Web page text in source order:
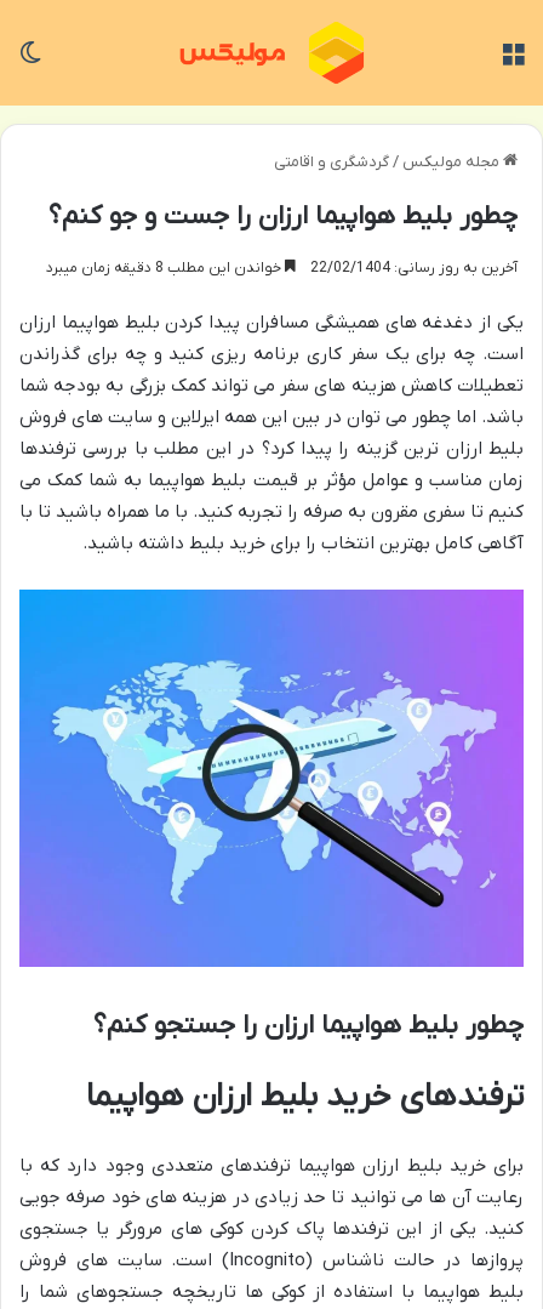
مجله مولیکس /گردشگری و اقامتی
چطور بلیط هواپیما ارزان را جست و جو کنم؟
آخرین به روز رسانی: 22/02/1404 خواندن این مطلب 8 دقیقه زمان میبرد
یکی از دغدغه های همیشگی مسافران پیدا کردن بلیط هواپیما ارزان
است. چه برای یک سفر کاری برنامه ریزی کنید و چه برای گذراندن
تعطیلات کاهش هزینه های سفر می تواند کمک بزرگی به بودجه شما
باشد. اما چطور می توان در بین این همه ایرلاین و سایت های فروش
بلیط ارزان ترین گزینه را پیدا کرد؟ در این مطلب با بررسی ترفندها
زمان مناسب و عوامل مؤثر بر قیمت بلیط هواپیما به شما کمک می
کنیم تا سفری مقرون به صرفه را تجربه کنید. با ما همراه باشید تا با
آگاهی کامل بهترین انتخاب را برای خرید بلیط داشته باشید.
چطور بلیط هواپیما ارزان را جستجو کنم؟
ترفندهای خرید بلیط ارزان هواپیما
برای خرید بلیط ارزان هواپیما ترفندهای متعددی وجود دارد که با
رعایت آن ها می توانید تا حد زیادی در هزینه های خود صرفه جویی
کنید. یکی از این ترفندها پاک کردن کوکی های مرورگر یا جستجوی
پروازها در حالت ناشناس (Incognito) است. سایت های فروش
بلیط هواپیما با استفاده از کوکی ها تاریخچه جستجوهای شما را